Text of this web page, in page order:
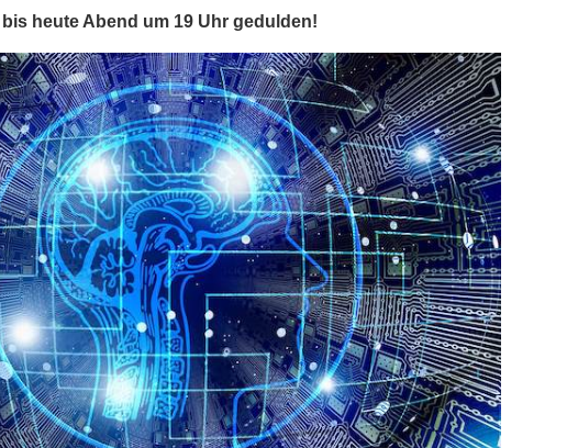
heute Abend um 19 Uhr gedulden!